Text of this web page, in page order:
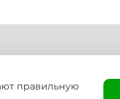
правильную